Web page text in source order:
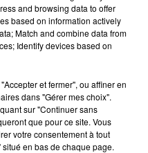
l’eau brune sort des
à Strasbourg :
réagit
and browsing data to offer
based on information actively
Match and combine data from
Identify devices based on
et fermer", ou affiner en
dans "Gérer mes choix".
sur "Continuer sans
que pour ce site. Vous
votre consentement à tout
en bas de chaque page.